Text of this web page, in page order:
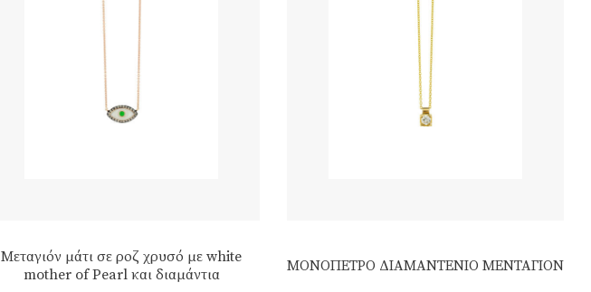
Μεταγιόν μάτι σε ροζ χρυσό με white
mother of Pearl και διαμάντια
ΜΟΝΟΠΕΤΡΟ ΔΙΑΜΑΝΤΕΝΙΟ ΜΕΝΤΑΓΙΟΝ